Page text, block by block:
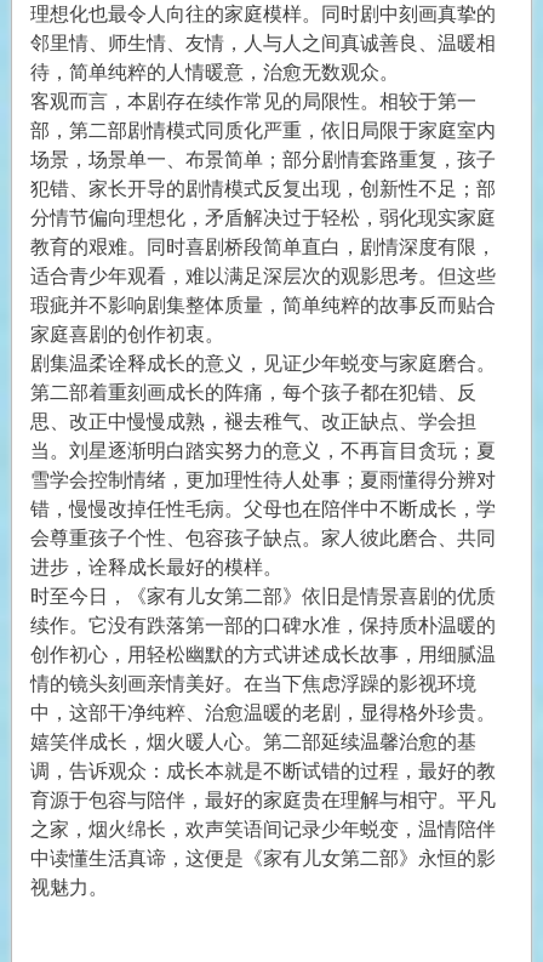
理想化也最令人向往的家庭模样。同时剧中刻画真挚的
邻里情、师生情、友情，人与人之间真诚善良、温暖相
待，简单纯粹的人情暖意，治愈无数观众。
客观而言，本剧存在续作常见的局限性。相较于第一
部，第二部剧情模式同质化严重，依旧局限于家庭室内
场景，场景单一、布景简单；部分剧情套路重复，孩子
犯错、家长开导的剧情模式反复出现，创新性不足；部
分情节偏向理想化，矛盾解决过于轻松，弱化现实家庭
教育的艰难。同时喜剧桥段简单直白，剧情深度有限，
适合青少年观看，难以满足深层次的观影思考。但这些
瑕疵并不影响剧集整体质量，简单纯粹的故事反而贴合
家庭喜剧的创作初衷。
剧集温柔诠释成长的意义，见证少年蜕变与家庭磨合。
第二部着重刻画成长的阵痛，每个孩子都在犯错、反
思、改正中慢慢成熟，褪去稚气、改正缺点、学会担
当。刘星逐渐明白踏实努力的意义，不再盲目贪玩；夏
雪学会控制情绪，更加理性待人处事；夏雨懂得分辨对
错，慢慢改掉任性毛病。父母也在陪伴中不断成长，学
会尊重孩子个性、包容孩子缺点。家人彼此磨合、共同
进步，诠释成长最好的模样。
时至今日，《家有儿女第二部》依旧是情景喜剧的优质
续作。它没有跌落第一部的口碑水准，保持质朴温暖的
创作初心，用轻松幽默的方式讲述成长故事，用细腻温
情的镜头刻画亲情美好。在当下焦虑浮躁的影视环境
中，这部干净纯粹、治愈温暖的老剧，显得格外珍贵。
嬉笑伴成长，烟火暖人心。第二部延续温馨治愈的基
调，告诉观众：成长本就是不断试错的过程，最好的教
育源于包容与陪伴，最好的家庭贵在理解与相守。平凡
之家，烟火绵长，欢声笑语间记录少年蜕变，温情陪伴
中读懂生活真谛，这便是《家有儿女第二部》永恒的影
视魅力。